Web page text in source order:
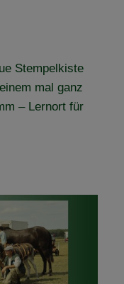
Stempelkiste
mal ganz
– Lernort für